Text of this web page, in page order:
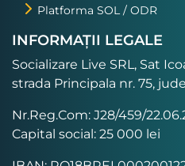
Platforma SOL / ODR
INFORMAȚII LEGALE
Socializare Live SRL, Sat
strada Principala nr. 75,
Nr.Reg.Com: J28/459/
Capital social: 25 000 lei